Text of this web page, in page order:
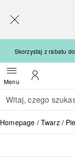
Skorzystaj z rabatu
MenuOtwórz menuMoje konto
Wracać
Wykonaj wyszukiwanie
Homepage Twarz